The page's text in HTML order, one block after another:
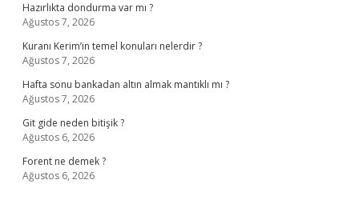
Hazırlıkta dondurma var mı ?
Ağustos 7, 2026
Kuranı Kerim’in temel konuları nelerdir ?
Ağustos 7, 2026
Hafta sonu bankadan altın almak mantıklı mı ?
Ağustos 7, 2026
Git gide neden bitişik ?
Ağustos 6, 2026
Forent ne demek ?
Ağustos 6, 2026